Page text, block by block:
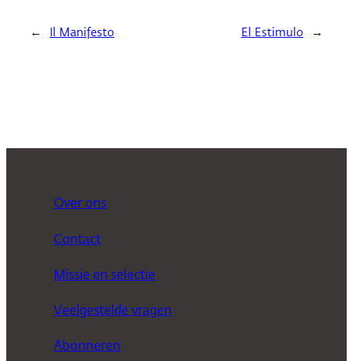
← Il Manifesto El Estimulo →
Over ons
Contact
Missie en selectie
Veelgestelde vragen
Abonneren